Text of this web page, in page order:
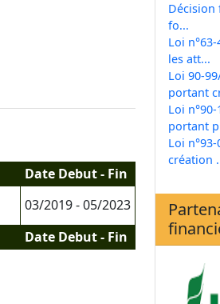
Date Debut - Fin
Date Debut - Fin
03/2019 - 05/2023
Décision
fo...
Loi
les att...
Loi 90-
portant
Loi
portant
Loi
création